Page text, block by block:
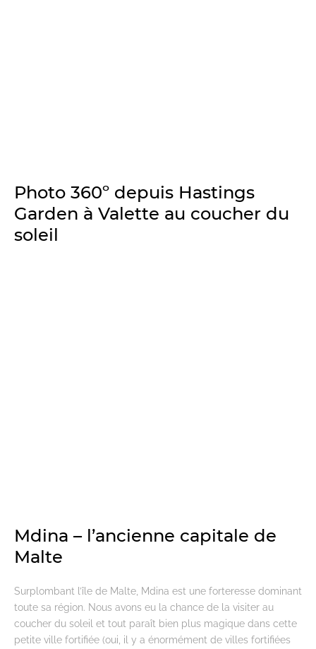
Photo 360º depuis Hastings
Garden à Valette au coucher du
soleil
Mdina – l’ancienne capitale de
Malte
Surplombant l’île de Malte, Mdina est une forteresse dominant
toute sa région. Nous avons eu la chance de la visiter au
coucher du soleil et tout paraît bien plus magique dans cette
petite ville fortifiée (oui, il y a énormément de villes fortifiées